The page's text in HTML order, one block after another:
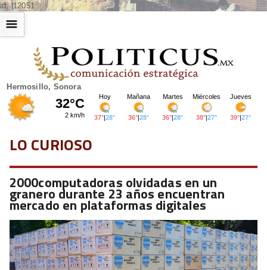
id: |12051
Hermosillo, Sonora
☰
LO CURIOSO
2000computadoras olvidadas en un
granero durante 23 años encuentran
mercado en plataformas digitales